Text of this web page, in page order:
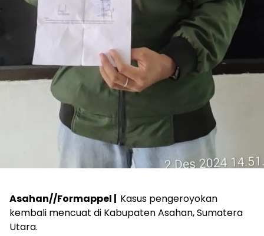
Asahan//Formappel | Kasus pengeroyokan
kembali mencuat di Kabupaten Asahan, Sumatera
Utara.